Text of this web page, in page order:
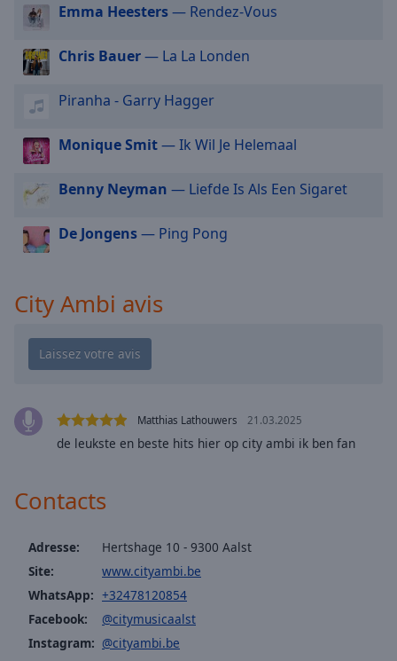
Fullscreen
This
window.
Beginning
dialog
window.
Escape
close
window.
Color
Text
Color
Opacity
Caption
Emma Heesters— Rendez-Vous
Chris Bauer— La La Londen
Piranha - Garry Hagger
Monique Smit— Ik Wil Je Helemaal
Benny Neyman — Liefde Is Als Een Sigaret
De Jongens— Ping Pong
City Ambi avis
Matthias Lathouwers 21.03.2025
de leukste en beste hits hier op city ambi ik ben fan
Contacts
Adresse:
Hertshage 10 - 9300 Aalst
Site:
www.cityambi.be
WhatsApp: +32478120854
Facebook:
@citymusicaalst
Instagram: @cityambi.be